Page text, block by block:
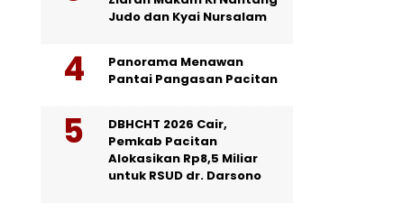
Judo dan Kyai Nursalam
Panorama Menawan
Pantai Pangasan Pacitan
DBHCHT 2026 Cair,
Pemkab Pacitan
Alokasikan Rp8,5 Miliar
untuk RSUD dr. Darsono